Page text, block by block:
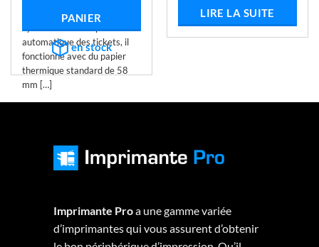
de l’hôtellerie. Il intègre un
système de découpe
automatique des tickets, il
fonctionne avec du papier
thermique standard de 58
mm […]
€98,35.
PANIER
en stock
initial
était :
actuel
est :
LIRE LA SUITE
Imprimante Proa une gamme variée
d’imprimantes qui vous assurent d’obtenir